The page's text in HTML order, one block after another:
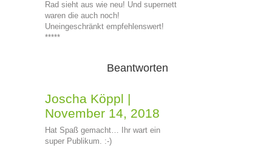
Rad sieht aus wie neu! Und supernett
waren die auch noch!
Uneingeschränkt empfehlenswert!
*****
Beantworten
Joscha Köppl |
November 14, 2018
Hat Spaß gemacht… Ihr wart ein
super Publikum. :-)